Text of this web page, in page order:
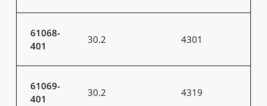
61068-
401
30.2 4301
61069-
401
30.2 4319